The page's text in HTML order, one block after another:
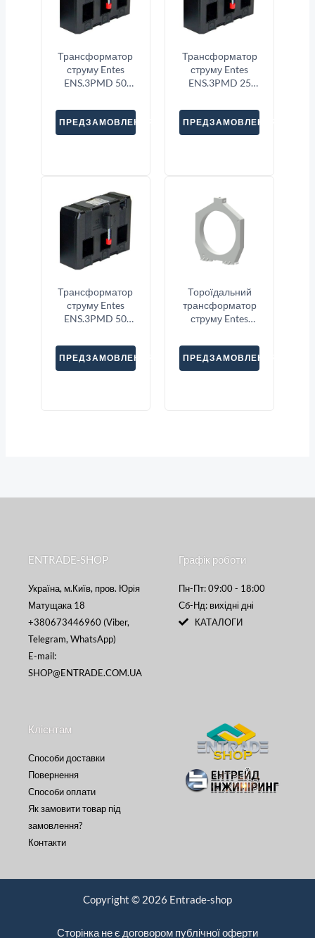
Трансформатор
струму Entes
ENS.3PMD 50
ПРЕДЗАМОВЛЕННЯ
Трансформатор
струму Entes
ENS.3PMD 25
ПРЕДЗАМОВЛЕННЯ
Трансформатор
струму Entes
ENS.3PMD 50
ПРЕДЗАМОВЛЕННЯ
Тороїдальний
трансформатор
струму Entes
ПРЕДЗАМОВЛЕННЯ
ENTRADE-SHOP
Україна, м.Київ, пров. Юрія
Матущака 18
+380673446960 (Viber,
Telegram, WhatsApp)
E-mail:
SHOP@ENTRADE.COM.UA
Графік роботи
Пн-Пт: 09:00 - 18:00
Сб-Нд: вихідні дні
КАТАЛОГИ
Клієнтам
Способи доставки
Повернення
Способи оплати
Як замовити товар під
замовлення?
Контакти
Copyright © 2026 Entrade-shop
Сторінка не є договором публічної оферти